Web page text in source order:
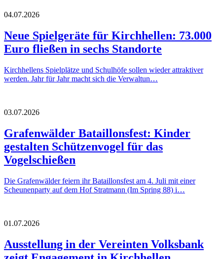
04.07.2026
Neue Spielgeräte für Kirchhellen: 73.000
Euro fließen in sechs Standorte
Kirchhellens Spielplätze und Schulhöfe sollen wieder attraktiver
werden. Jahr für Jahr macht sich die Verwaltun…
03.07.2026
Grafenwälder Bataillonsfest: Kinder
gestalten Schützenvogel für das
Vogelschießen
Die Grafenwälder feiern ihr Bataillonsfest am 4. Juli mit einer
Scheunenparty auf dem Hof Stratmann (Im Spring 88) i…
01.07.2026
Ausstellung in der Vereinten Volksbank